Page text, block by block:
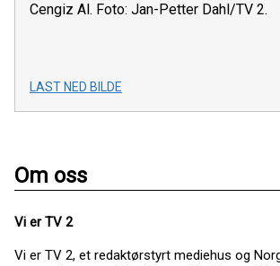
Cengiz Al. Foto: Jan-Petter Dahl/TV 2.
LAST NED BILDE
Om oss
Vi er TV 2
Vi er TV 2, et redaktørstyrt mediehus og